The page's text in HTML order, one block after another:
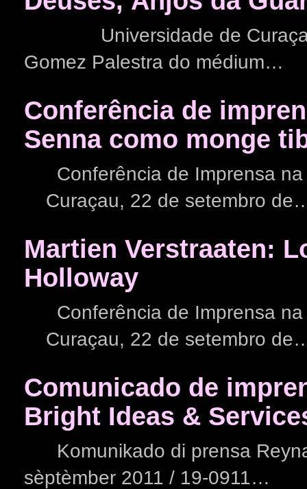
Universidade de Curaçau
Gomez Palestra do médium…
Conferência de
Senna como monge
Conferência de Imprensa na
Curaçau, 22 de setembro
Martien Verstraaten:
Holloway
Conferência de Imprensa na
Curaçau, 22 de setembro
Comunicado de
Bright Ideas &
Komunikado di prensa
sèptèmber 2011 / 19-0911…